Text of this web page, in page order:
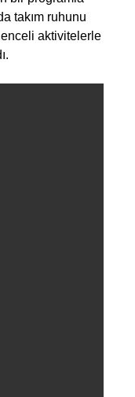
takım ruhunu
aktivitelerle